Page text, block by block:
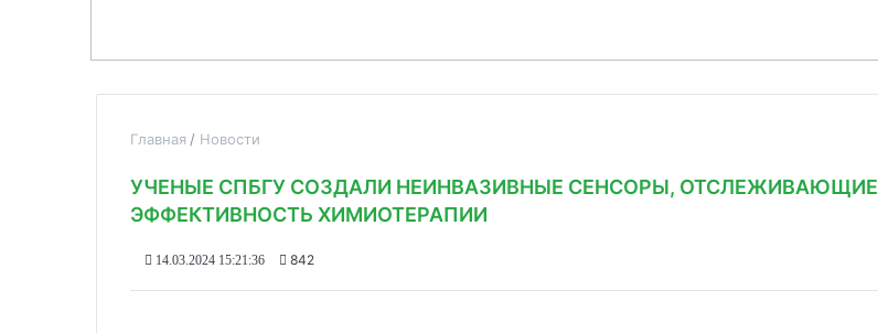
Главная Новости
УЧЕНЫЕ СПБГУ СОЗДАЛИ НЕИНВАЗИВНЫЕ СЕНСОРЫ, ОТСЛЕЖИВАЮЩИЕ
ЭФФЕКТИВНОСТЬ ХИМИОТЕРАПИИ
14.03.2024 15:21:36 842